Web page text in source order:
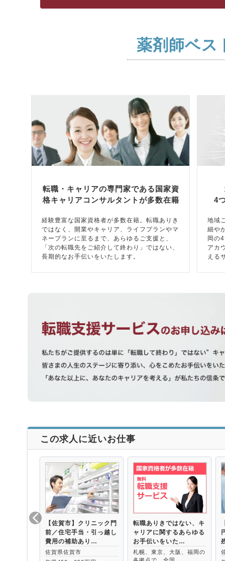
薬剤師ベス
転職・キャリアの専門家である国家資
格キャリアコンサルタントが多数在籍
経験豊富な国家資格者が多数在籍。転職ありき
ではなく、開業やキャリア、ライフプランやマ
ネープランに至るまで、あらゆるご支援と、
「次の転職先をご紹介して終わり」ではない、
長期的なお手伝いをいたします。
4
地域
細や
岡の
アカ
える
この求人に近いお仕事
【佐賀市】クリニック門
前／住宅手当・引っ越し
費用の補助あり…
佐賀県佐賀市
転職ありきではない、キ
ャリアに関するあらゆる
お手伝いをいた…
札幌、東京、大阪、福岡の